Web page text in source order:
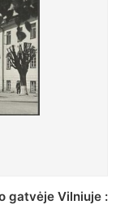
kolegija :